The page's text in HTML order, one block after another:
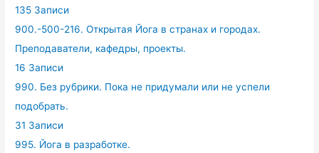
135 Записи
900.-500-216. Открытая Йога в странах и городах.
Преподаватели, кафедры, проекты.
16 Записи
990. Без рубрики. Пока не придумали или не успели
подобрать.
31 Записи
995. Йога в разработке.